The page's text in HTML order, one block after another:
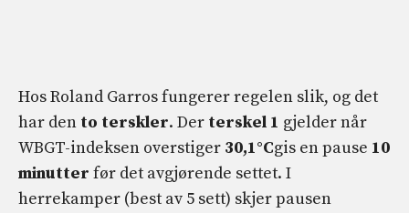
Hos Roland Garros fungerer regelen slik, og det
har den to terskler. Der terskel 1 gjelder når
WBGT-indeksen overstiger 30,1°Cgis en pause 10
minutter før det avgjørende settet. I
herrekamper (best av 5 sett) skjer pausen